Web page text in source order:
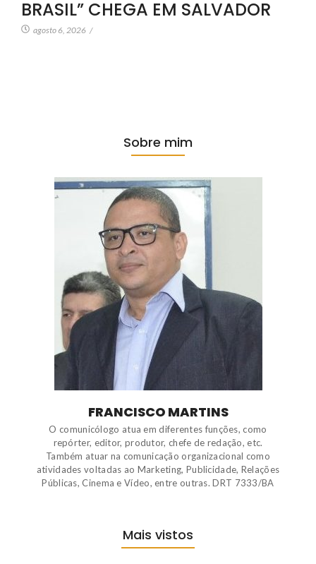
BRASIL” CHEGA EM SALVADOR
agosto 6, 2026 /
Sobre mim
FRANCISCO MARTINS
O comunicólogo atua em diferentes funções, como
repórter, editor, produtor, chefe de redação, etc.
Também atuar na comunicação organizacional como
atividades voltadas ao Marketing, Publicidade, Relações
Públicas, Cinema e Vídeo, entre outras. DRT 7333/BA
Mais vistos